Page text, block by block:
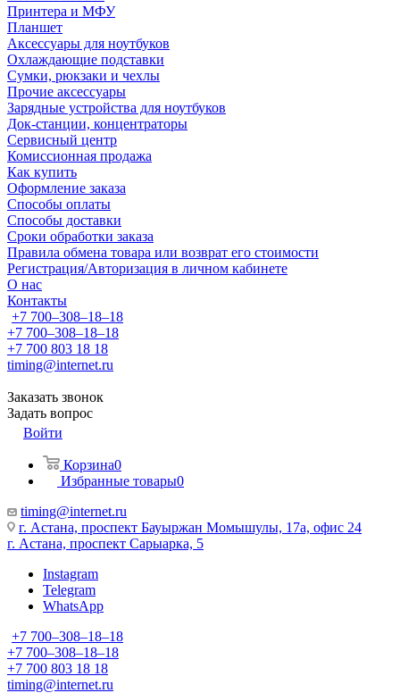
Принтера и МФУ
Планшет
Аксессуары для ноутбуков
Охлаждающие подставки
Сумки, рюкзаки и чехлы
Прочие аксессуары
Зарядные устройства для ноутбуков
Док-станции, концентраторы
Сервисный центр
Комиссионная продажа
Как купить
Оформление заказа
Способы оплаты
Способы доставки
Сроки обработки заказа
Правила обмена товара или возврат его стоимости
Регистрация/Авторизация в личном кабинете
О нас
Контакты
+7 700‒308‒18‒18
+7 700‒308‒18‒18
+7 700 803 18 18
timing@internet.ru
Заказать звонок
Задать вопрос
Войти
Корзина0
Избранные товары0
timing@internet.ru
г. Астана, проспект Бауыржан Момышулы, 17а, офис 24
г. Астана, проспект Сарыарка, 5
Instagram
Telegram
WhatsApp
+7 700‒308‒18‒18
+7 700‒308‒18‒18
+7 700 803 18 18
timing@internet.ru